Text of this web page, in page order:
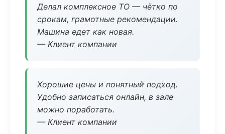
Делал комплексное ТО — чётко по
срокам, грамотные рекомендации.
Машина едет как новая.
— Клиент компании
Хорошие цены и понятный подход.
Удобно записаться онлайн, в зале
можно поработать.
— Клиент компании